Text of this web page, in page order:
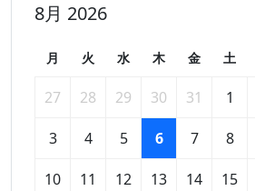
8月 2026
月 火 水 木 金 土
27 28 29 30 31 1
3 4 5 6 7 8
10 11 12 13 14 15